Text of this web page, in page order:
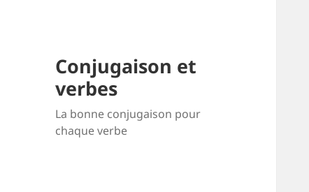
Conjugaison et
verbes
La bonne conjugaison pour
chaque verbe